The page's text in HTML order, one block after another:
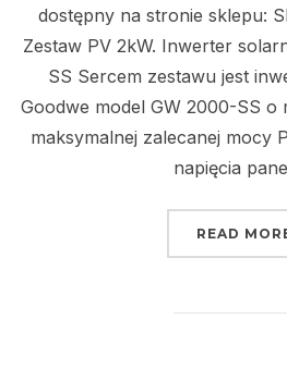
dostępny na stronie sklepu:
Zestaw PV 2kW. Inwerter
SS Sercem zestawu jest
Goodwe model GW 2000-SS o
maksymalnej zalecanej mocy
napięcia
READ